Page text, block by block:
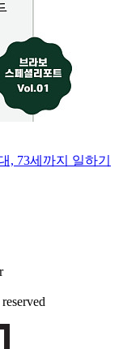
, 73세까지 일하기